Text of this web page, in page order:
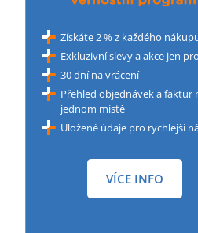
Získáte 2 % z každého
Exkluzivní slevy a akce jen
30 dní na vrácení
Přehled objednávek a faktur
jednom místě
Uložené údaje pro rychlejší
VÍCE INFO